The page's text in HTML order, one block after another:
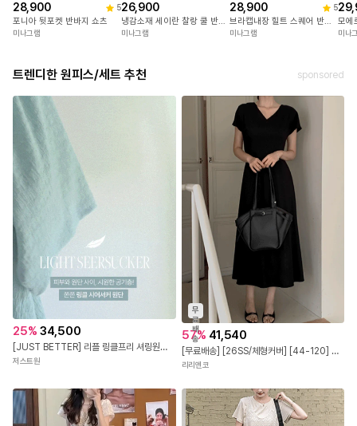
28,900 5
포니아 뒷포켓 반바지 쇼츠
미나그램
26,900
냉감소재 세이란 찰랑 쿨 반팔+반바지세트
미나그램
28,900 5
브라캡내장 힐트 스퀘어 반팔캡원피스
미나그램 미나
트렌디한 원피스/세트 추천 sponsored
25% 34,500
[JUST BETTER] 리플 링클프리 셔링원피스
저스트원
무
료
배
송
57% 41,540
[무료배송] [26SS/체형커버] [44-120] 슈크드인 바스락 브이넥 가오리 반팔 롱 원피스 (여름-하객룩-출근룩-데일리룩-빅사이즈-120사이즈-자체제작-반팔원피스-가오리원피스-가오리핏-A라인-플레어-베이직원피스)
리리앤코